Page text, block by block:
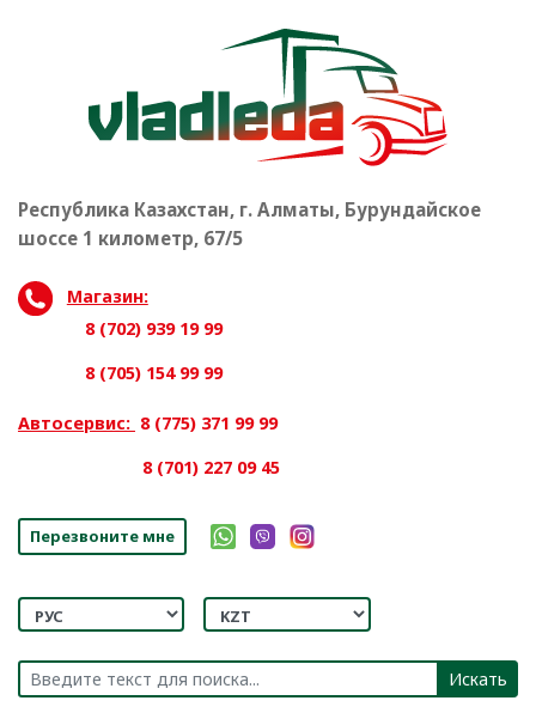
Республика Казахстан, г. Алматы, Бурундайское
шоссе 1 километр, 67/5
Магазин:
8 (702) 939 19 99
8 (705) 154 99 99
Автосервис: 8 (775) 371 99 99
8 (701) 227 09 45
Перезвоните мне
Искать